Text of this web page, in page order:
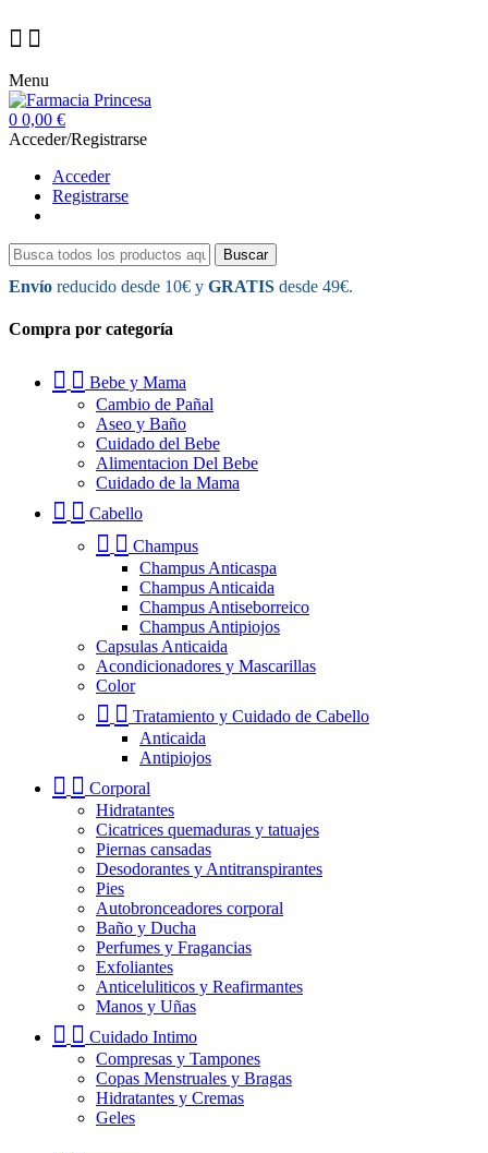
Menu
0 0,00 €
Acceder/Registrarse
Acceder
Registrarse
Buscar
Envío reducido desde 10€ y GRATIS desde 49€.
Compra por categoría
Bebe y Mama
Cambio de Pañal
Aseo y Baño
Cuidado del Bebe
Alimentacion Del Bebe
Cuidado de la Mama
Cabello
Champus
Champus Anticaspa
Champus Anticaida
Champus Antiseborreico
Champus Antipiojos
Capsulas Anticaida
Acondicionadores y Mascarillas
Color
Tratamiento y Cuidado de Cabello
Anticaida
Antipiojos
Corporal
Hidratantes
Cicatrices quemaduras y tatuajes
Piernas cansadas
Desodorantes y Antitranspirantes
Pies
Autobronceadores corporal
Baño y Ducha
Perfumes y Fragancias
Exfoliantes
Anticeluliticos y Reafirmantes
Manos y Uñas
Cuidado Intimo
Compresas y Tampones
Copas Menstruales y Bragas
Hidratantes y Cremas
Geles